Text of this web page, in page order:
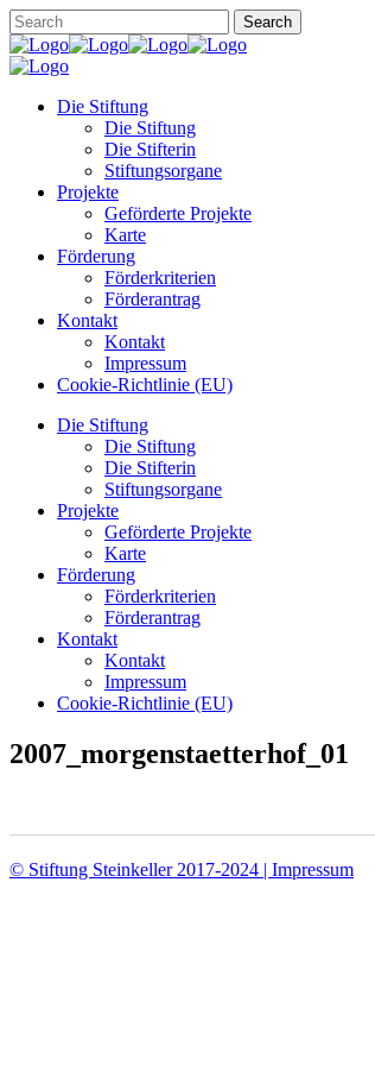
Die Stiftung
Die Stiftung
Die Stifterin
Stiftungsorgane
Projekte
Geförderte Projekte
Karte
Förderung
Förderkriterien
Förderantrag
Kontakt
Kontakt
Impressum
Cookie-Richtlinie (EU)
Die Stiftung
Die Stiftung
Die Stifterin
Stiftungsorgane
Projekte
Geförderte Projekte
Karte
Förderung
Förderkriterien
Förderantrag
Kontakt
Kontakt
Impressum
Cookie-Richtlinie (EU)
2007_morgenstaetterhof_01
© Stiftung Steinkeller 2017-2024 | Impressum